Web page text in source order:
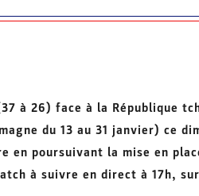
à 26) face à la République
du 13 au 31 janvier) ce
en poursuivant la mise en
à suivre en direct à 17h,